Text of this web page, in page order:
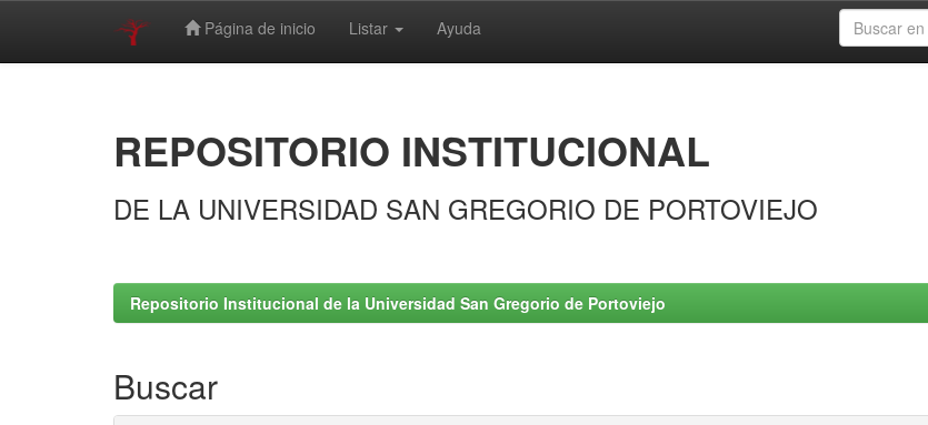
Página de inicio Listar Ayuda
REPOSITORIO INSTITUCIONAL
DE LA UNIVERSIDAD SAN GREGORIO DE PORTOVIEJO
Repositorio Institucional de la Universidad San Gregorio de Portoviejo
Buscar